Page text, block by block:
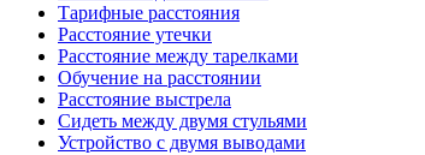
Тарифные расстояния
Расстояние утечки
Расстояние между тарелками
Обучение на расстоянии
Расстояние выстрела
Сидеть между двумя стульями
Устройство с двумя выводами